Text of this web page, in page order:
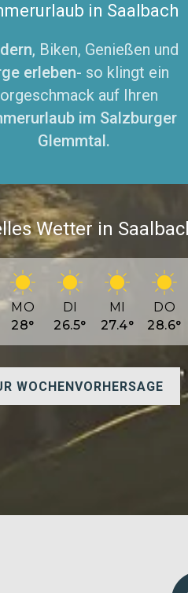
in Saalbach
, Biken, Genießen und
erleben- so klingt ein
auf Ihren
im Salzburger
Glemmtal.
Wetter in
MO
28°
DI
26.5°
MI
27.4°
DO
28.6°
WOCHENVORHERSAGE